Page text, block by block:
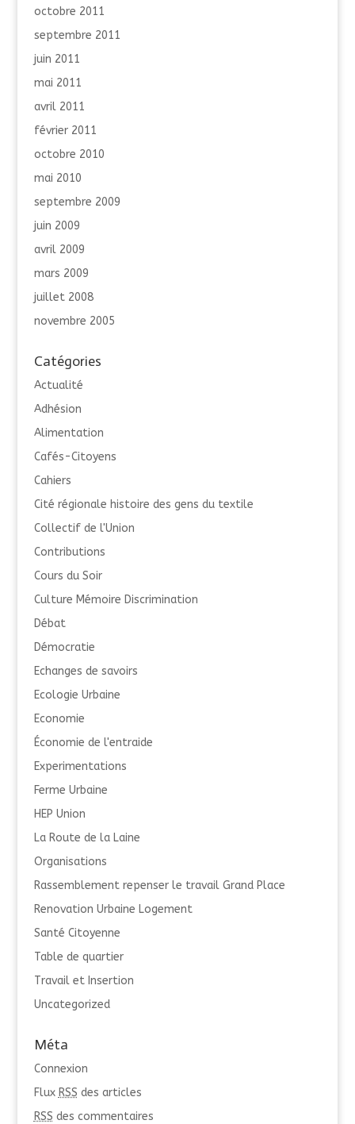
octobre 2011
septembre 2011
juin 2011
mai 2011
avril 2011
février 2011
octobre 2010
mai 2010
septembre 2009
juin 2009
avril 2009
mars 2009
juillet 2008
novembre 2005
Catégories
Actualité
Adhésion
Alimentation
Cafés-Citoyens
Cahiers
Cité régionale histoire des gens du textile
Collectif de l'Union
Contributions
Cours du Soir
Culture Mémoire Discrimination
Débat
Démocratie
Echanges de savoirs
Ecologie Urbaine
Economie
Économie de l'entraide
Experimentations
Ferme Urbaine
HEP Union
La Route de la Laine
Organisations
Rassemblement repenser le travail Grand Place
Renovation Urbaine Logement
Santé Citoyenne
Table de quartier
Travail et Insertion
Uncategorized
Méta
Connexion
Flux RSS des articles
RSS des commentaires